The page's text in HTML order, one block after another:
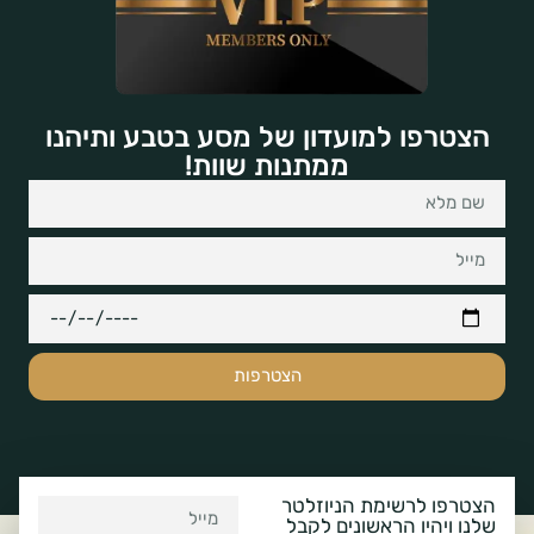
הצטרפו למועדון של מסע בטבע ותיהנו
ממתנות שוות!
הצטרפות
הצטרפו לרשימת הניוזלטר
שלנו ויהיו הראשונים לקבל